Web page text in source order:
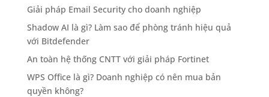
Giải pháp Email Security cho doanh nghiệp
Shadow AI là gì? Làm sao để phòng tránh hiệu quả
với Bitdefender
An toàn hệ thống CNTT với giải pháp Fortinet
WPS Office là gì? Doanh nghiệp có nên mua bản
quyền không?